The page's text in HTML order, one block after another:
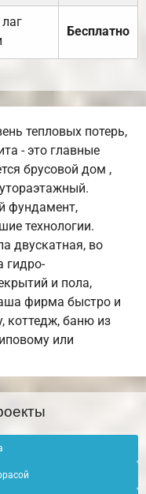
Бесплатно
тепловых потерь,
- это главные
брусовой дом ,
фундамент,
технологии.
двускатная, во
гидро-
и пола,
фирма быстро и
коттедж, баню из
или